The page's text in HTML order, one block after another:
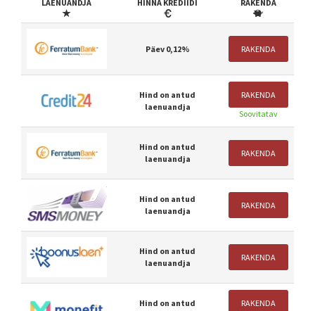
LAENUANDJA HINNA KREDIIDI RAKENDA
Päev 0,12% RAKENDA
Hind on antud
laenuandja
RAKENDA
Soovitatav
Hind on antud
laenuandja
RAKENDA
Hind on antud
laenuandja
RAKENDA
Hind on antud
laenuandja
RAKENDA
Hind on antud
RAKENDA